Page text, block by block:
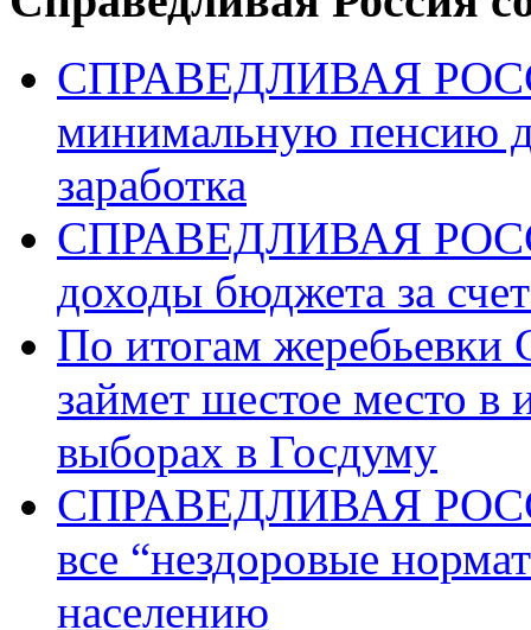
СПРАВЕДЛИВАЯ
минимальную пенсию
заработка
СПРАВЕДЛИВАЯ
доходы бюджета за
По итогам
займет шестое место в
выборах в Госдуму
СПРАВЕДЛИВАЯ
все “нездоровые
населению